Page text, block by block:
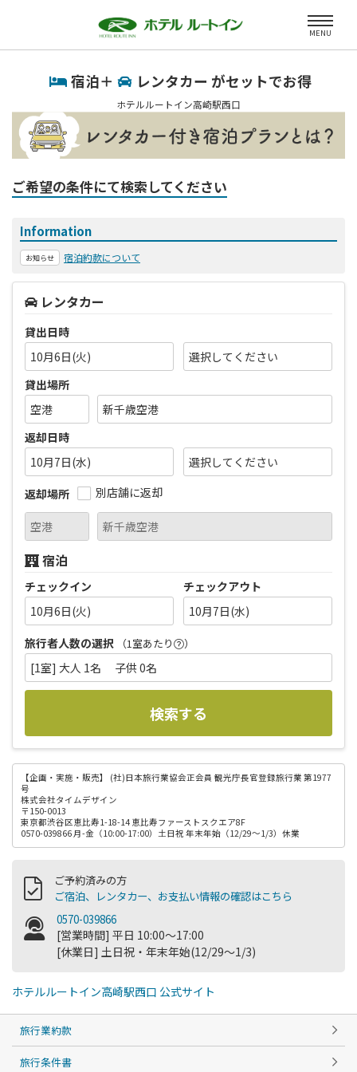
MENU
宿泊＋ レンタカー がセットでお得
ホテルルートイン高崎駅西口
ご希望の条件にて検索してください
Information
お知らせ 宿泊約款について
レンタカー
貸出日時
10月6日(火)
貸出場所
返却日時
10月7日(水)
返却場所
別店舗に返却
宿泊
チェックイン
10月6日(火)
チェックアウト
10月7日(水)
旅行者人数の選択
（1室あたり ）
[1室] 大人 1名 子供 0名
検索する
【企画・実施・販売】
(社)日本旅行業協会正会員 観光庁長官登録旅行業 第1977
号
株式会社タイムデザイン
〒150-0013
東京都渋谷区恵比寿1-18-14 恵比寿ファーストスクエア8F
0570-039866 月-金（10:00-17:00）土日祝 年末年始（12/29～1/3）休業
ご予約済みの方
ご宿泊、レンタカー、お支払い情報の確認はこちら
0570-039866
[営業時間] 平日 10:00～17:00
[休業日] 土日祝・年末年始(12/29～1/3)
ホテルルートイン高崎駅西口 公式サイト
旅行業約款
旅行条件書